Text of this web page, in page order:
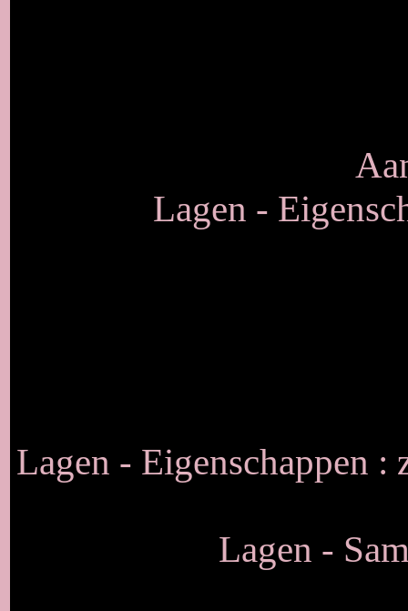
Lagen -
Lagen - Eigenschappen :
Lagen -